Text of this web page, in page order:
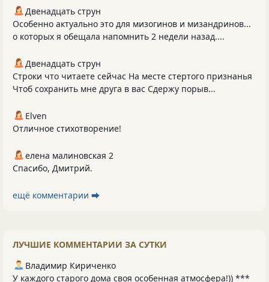
Двенадцать струн
Особенно актуально это для мизогинов и мизандринов...
о которых я обещала напомнить 2 недели назад....
Двенадцать струн
Строки что читаете сейчас На месте стертого признанья
Чтоб сохранить мне друга в вас Сдержу порыв...
Elven
Отличное стихотворение!
елена малиновская 2
Спасибо, Дмитрий.
ещё комментарии ⮕
ЛУЧШИЕ КОММЕНТАРИИ ЗА СУТКИ
Владимир Кириченко
У каждого старого дома своя особенная атмосфера!)) ***